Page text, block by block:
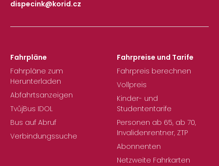
|
dispecink@korid.cz
Fahrpläne
Fahrpläne zum
Herunterladen
Abfahrtsanzeigen
TvůjBus IDOL
Bus auf Abruf
Verbindungssuche
Fahrpreise und Tarife
Fahrpreis berechnen
Vollpreis
Kinder- und
Studententarife
Personen ab 65, ab 70,
Invalidenrentner, ZTP
Abonnenten
Netzweite Fahrkarten